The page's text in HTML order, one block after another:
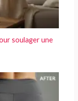
soulager une